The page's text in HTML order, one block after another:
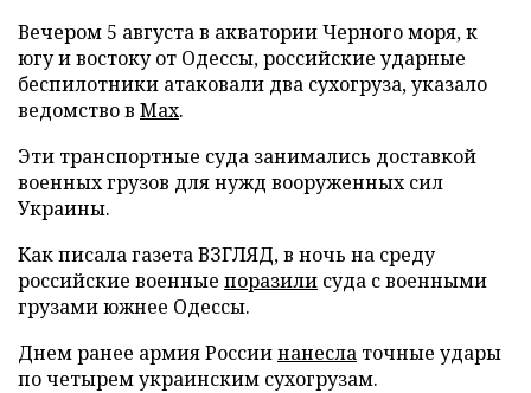
Вечером 5 августа в акватории Черного моря, к
югу и востоку от Одессы, российские ударные
беспилотники атаковали два сухогруза, указало
ведомство в Max.
Эти транспортные суда занимались доставкой
военных грузов для нужд вооруженных сил
Украины.
Как писала газета ВЗГЛЯД, в ночь на среду
российские военные поразили суда с военными
грузами южнее Одессы.
Днем ранее армия Россиинанесла точные удары
по четырем украинским сухогрузам.